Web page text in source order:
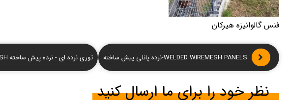
فنس گالوانیزه هیرکان
WELDED WIREMESH PANELS-نرده پانلی پیش ساخته توری نرده ای - نرده پیش ساخته STANDARD WIRE MESH
نظر خود را برای ما ارسال کنید